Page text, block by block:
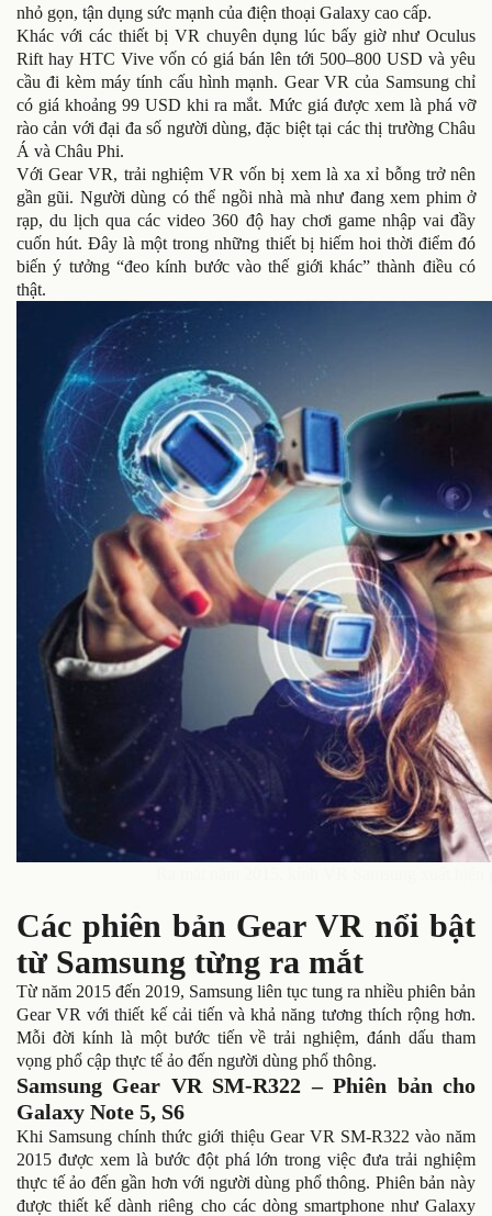
nhỏ gọn, tận dụng sức mạnh của điện thoại Galaxy cao cấp.
Khác với các thiết bị VR chuyên dụng lúc bấy giờ như Oculus
Rift hay HTC Vive vốn có giá bán lên tới 500–800 USD và yêu
cầu đi kèm máy tính cấu hình mạnh. Gear VR của Samsung chỉ
có giá khoảng 99 USD khi ra mắt. Mức giá được xem là phá vỡ
rào cản với đại đa số người dùng, đặc biệt tại các thị trường Châu
Á và Châu Phi.
Với Gear VR, trải nghiệm VR vốn bị xem là xa xỉ bỗng trở nên
gần gũi. Người dùng có thể ngồi nhà mà như đang xem phim ở
rạp, du lịch qua các video 360 độ hay chơi game nhập vai đầy
cuốn hút. Đây là một trong những thiết bị hiếm hoi thời điểm đó
biến ý tưởng “đeo kính bước vào thế giới khác” thành điều có
thật.
Các phiên bản Gear VR nổi bật
từ Samsung từng ra mắt
Từ năm 2015 đến 2019, Samsung liên tục tung ra nhiều phiên bản
Gear VR với thiết kế cải tiến và khả năng tương thích rộng hơn.
Mỗi đời kính là một bước tiến về trải nghiệm, đánh dấu tham
vọng phổ cập thực tế ảo đến người dùng phổ thông.
Samsung Gear VR SM-R322 – Phiên bản cho
Galaxy Note 5, S6
Khi Samsung chính thức giới thiệu Gear VR SM-R322 vào năm
2015 được xem là bước đột phá lớn trong việc đưa trải nghiệm
thực tế ảo đến gần hơn với người dùng phổ thông. Phiên bản này
được thiết kế dành riêng cho các dòng smartphone như Galaxy